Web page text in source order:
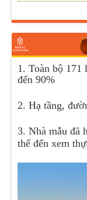
1. Toàn bộ 171
đến 90%
2. Hạ tầng,
3. Nhà mẫu đã
thể đến xem